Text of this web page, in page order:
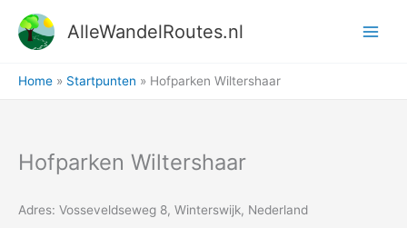
naar
AlleWandelRoutes.nl
Home Startpunten Hofparken Wiltershaar
Hofparken Wiltershaar
Adres: Vosseveldseweg 8, Winterswijk, Nederland